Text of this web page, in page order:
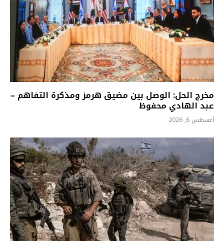
مخرج الحل: الوصل بين مضيق هرمز ومذكرة التفاهم –
عبد الهادي محفوظ
أغسطس 6, 2026